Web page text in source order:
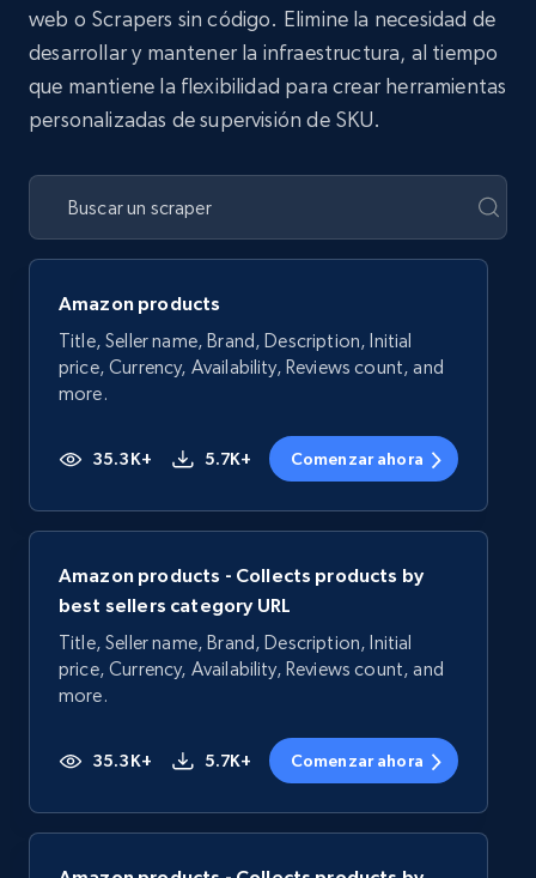
web o Scrapers sin código. Elimine la necesidad de
desarrollar y mantener la infraestructura, al tiempo
que mantiene la flexibilidad para crear herramientas
personalizadas de supervisión de SKU.
Amazon products
Title, Seller name, Brand, Description, Initial
price, Currency, Availability, Reviews count, and
more.
35.3K+ 5.7K+ Comenzar ahora
Amazon products - Collects products by
best sellers category URL
Title, Seller name, Brand, Description, Initial
price, Currency, Availability, Reviews count, and
more.
35.3K+ 5.7K+ Comenzar ahora